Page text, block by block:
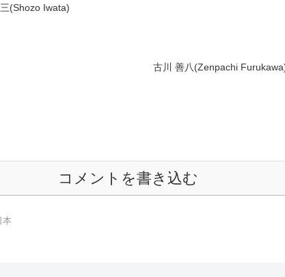
(Shozo Iwata)
古川 善八(Zenpachi
コメントを書き込む
本